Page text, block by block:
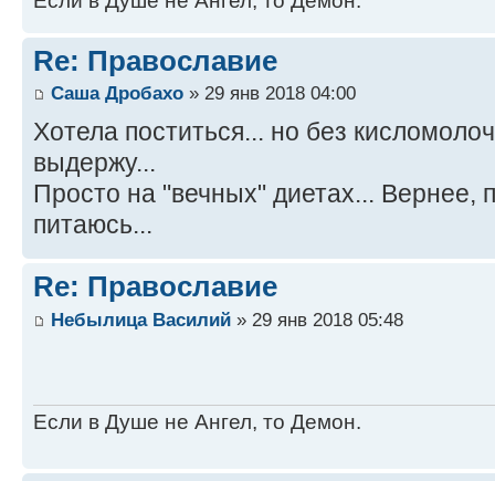
Re: Православие
Саша Дробахо » 29 янв 2018 04:00
Хотела поститься... но без
выдержу...
Просто на "вечных" диетах... Вернее,
питаюсь...
Re: Православие
Небылица Василий » 29 янв 2018 05:48
Если в Душе не Ангел, то Демон.